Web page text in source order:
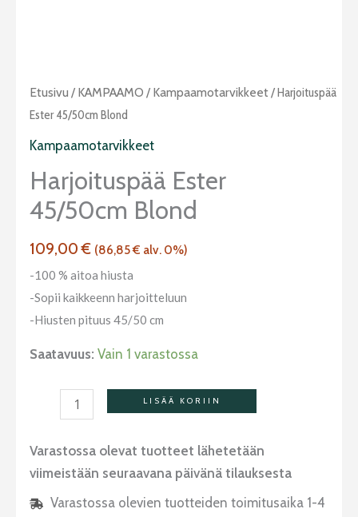
Etusivu / KAMPAAMO / Kampaamotarvikkeet/ Harjoituspää
Ester 45/50cm Blond
Kampaamotarvikkeet
Harjoituspää Ester
45/50cm Blond
109,00€ (86,85€ alv. 0%)
-100 % aitoa hiusta
-Sopii kaikkeenn harjoitteluun
-Hiusten pituus 45/50 cm
Saatavuus: Vain 1 varastossa
Harjoituspää
Ester
45/50cm
määrä
LISÄÄ KORIIN
Varastossa olevat tuotteet lähetetään
viimeistään seuraavana päivänä tilauksesta
Varastossa olevien tuotteiden toimitusaika 1-4